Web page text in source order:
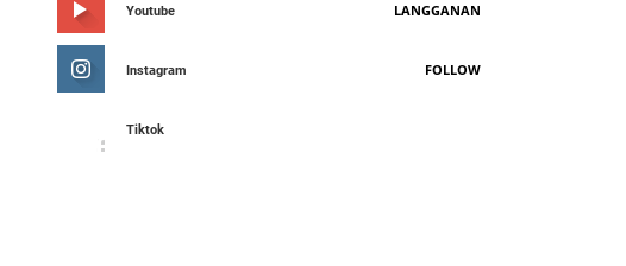
Youtube LANGGANAN
Instagram FOLLOW
Tiktok